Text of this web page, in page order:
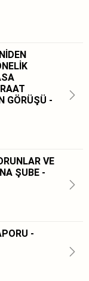
GÖRÜŞÜ -
VE
ŞUBE -
-